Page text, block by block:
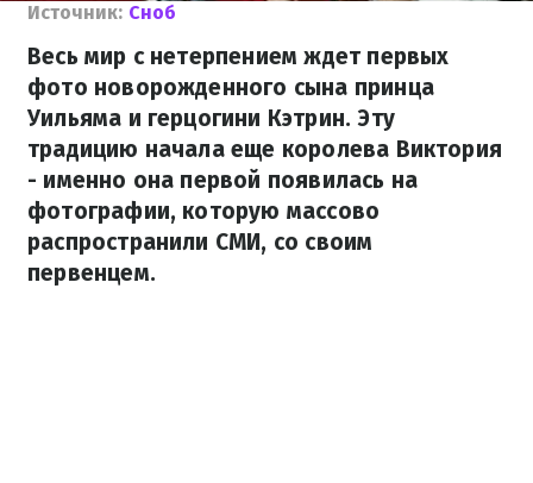
Источник: Сноб
Весь мир с нетерпением ждет первых
фото новорожденного сына принца
Уильяма и герцогини Кэтрин. Эту
традицию начала еще королева Виктория
- именно она первой появилась на
фотографии, которую массово
распространили СМИ, со своим
первенцем.